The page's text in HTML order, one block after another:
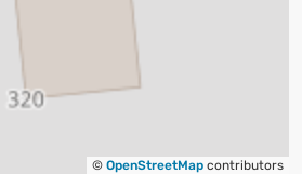
© OpenStreetMap contributors